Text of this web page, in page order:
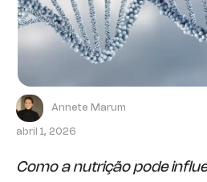
Annete Marum
abril 1, 2026
Como a nutrição pode